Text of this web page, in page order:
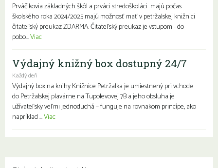
Prváčikovia základných škôl a prváci stredoškoláci majú počas
školského roka 2024/2025 majú možnosť mať v petržalskej knižnici
čitateľský preukaz ZDARMA. Čitateľský preukaz je vstupom - do
pobo...Viac
Výdajný knižný box dostupný 24/7
Každý deň
Výdajný box na knihy Knižnice Petržalka je umiestnený pri vchode
do Petržalskej plavárne na Tupolevovej 7B a jeho obsluha je
užívateľsky veľmi jednoduchá – funguje na rovnakom princípe, ako
napríklad ...Viac